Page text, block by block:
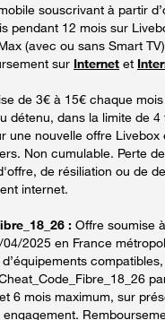
souscrivant à partir
pendant 12 mois sur
(avec ou sans Smart
sur Internet et
de 3€ à 15€ chaque
détenu, dans la limite de 4
une nouvelle offre Livebox
Non cumulable. Perte
de résiliation ou de
internet.
: Offre soumise
2025 en France
6 mois maximum, sur
engagement.